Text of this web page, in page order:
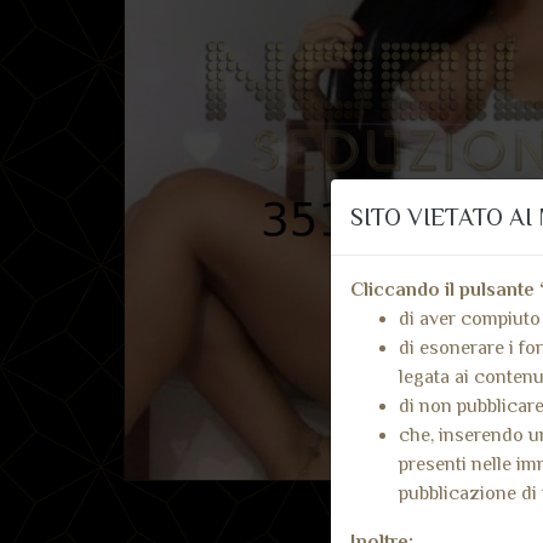
SITO VIETATO AI
Cliccando il pulsante
di aver
di esonerare i
legata ai
di non
che, inserendo
presenti nelle
pubblicazione